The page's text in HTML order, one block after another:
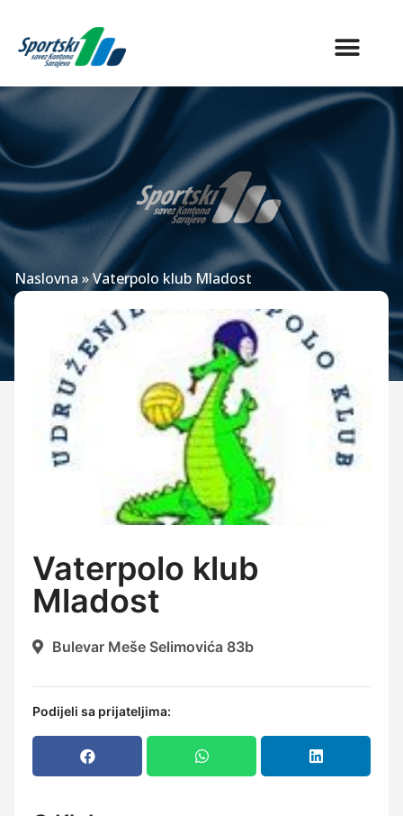
Naslovna »Vaterpolo klub Mladost
Vaterpolo klub
Mladost
Bulevar Meše Selimovića 83b
Podijeli sa prijateljima: